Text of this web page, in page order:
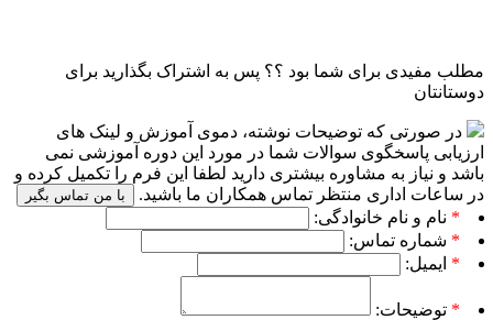
مطلب مفیدی برای شما بود ؟؟ پس به اشتراک بگذارید برای
دوستانتان
در صورتی که توضیحات نوشته، دموی آموزش و لینک های
ارزیابی پاسخگوی سوالات شما در مورد این دوره آموزشی نمی
باشد و نیاز به مشاوره بیشتری دارید لطفا این فرم را تکمیل کرده و
در ساعات اداری منتظر تماس همکاران ما باشید.
با من تماس بگیر
* نام و نام خانوادگی:
* شماره تماس:
* ایمیل:
* توضیحات: